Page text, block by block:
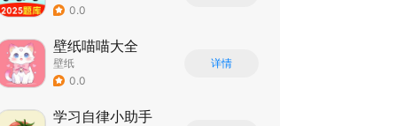
0.0
壁纸喵喵大全
壁纸
0.0
详情
学习自律小助手